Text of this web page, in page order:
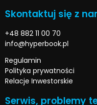
Skontaktuj się z
+48 882 11 00 70
info@hyperbook.pl
Regulamin
Polityka prywatności
Relacje Inwestorskie
Serwis, problemy